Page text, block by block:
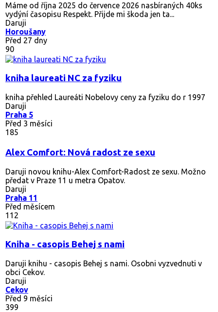
Máme od října 2025 do července 2026 nasbíraných 40ks
vydýní časopisu Respekt. Přijde mi škoda jen ta...
Daruji
Horoušany
Před 27 dny
90
kniha laureati NC za fyziku
kniha přehled Laureáti Nobelovy ceny za fyziku do r 1997
Daruji
Praha 5
Před 3 měsíci
185
Alex Comfort: Nová radost ze sexu
Daruji novou knihu-Alex Comfort-Radost ze sexu. Možno
předat v Praze 11 u metra Opatov.
Daruji
Praha 11
Před měsícem
112
Kniha - casopis Behej s nami
Daruji knihu - casopis Behej s nami. Osobni vyzvednuti v
obci Cekov.
Daruji
Cekov
Před 9 měsíci
399